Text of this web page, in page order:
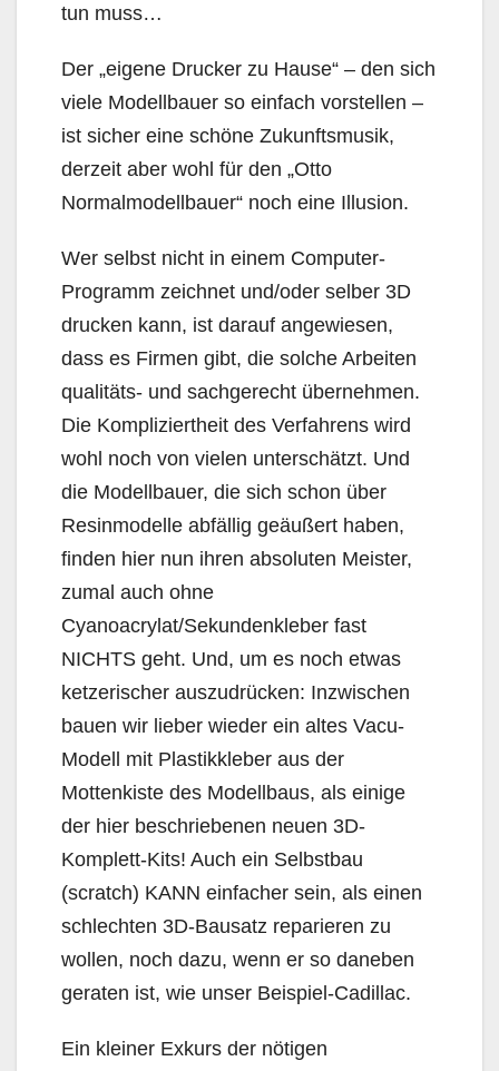
tun muss…
Der „eigene Drucker zu Hause“ – den sich
viele Modellbauer so einfach vorstellen –
ist sicher eine schöne Zukunftsmusik,
derzeit aber wohl für den „Otto
Normalmodellbauer“ noch eine Illusion.
Wer selbst nicht in einem Computer-
Programm zeichnet und/oder selber 3D
drucken kann, ist darauf angewiesen,
dass es Firmen gibt, die solche Arbeiten
qualitäts- und sachgerecht übernehmen.
Die Kompliziertheit des Verfahrens wird
wohl noch von vielen unterschätzt. Und
die Modellbauer, die sich schon über
Resinmodelle abfällig geäußert haben,
finden hier nun ihren absoluten Meister,
zumal auch ohne
Cyanoacrylat/Sekundenkleber fast
NICHTS geht. Und, um es noch etwas
ketzerischer auszudrücken: Inzwischen
bauen wir lieber wieder ein altes Vacu-
Modell mit Plastikkleber aus der
Mottenkiste des Modellbaus, als einige
der hier beschriebenen neuen 3D-
Komplett-Kits! Auch ein Selbstbau
(scratch) KANN einfacher sein, als einen
schlechten 3D-Bausatz reparieren zu
wollen, noch dazu, wenn er so daneben
geraten ist, wie unser Beispiel-Cadillac.
Ein kleiner Exkurs der nötigen